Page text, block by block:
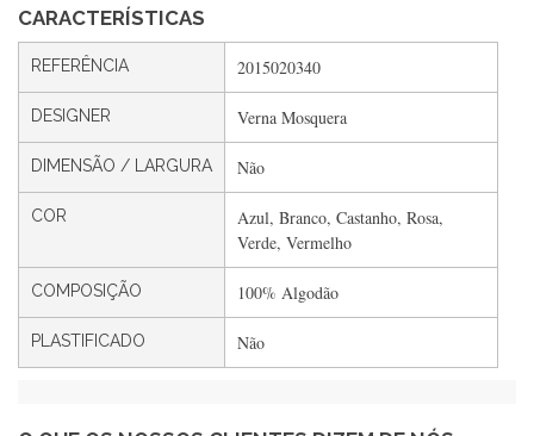
CARACTERÍSTICAS
REFERÊNCIA 2015020340
DESIGNER Verna Mosquera
DIMENSÃO / LARGURA Não
COR
Azul, Branco, Castanho, Rosa,
Verde, Vermelho
COMPOSIÇÃO 100% Algodão
PLASTIFICADO Não
Silvia André
Gostei ,Serviço bastante rápido. recomendo
Filipa Freire
Rápido, atendimento 5*. Hoje chegará a segunda encomenda
feita de muitas certamente❤️